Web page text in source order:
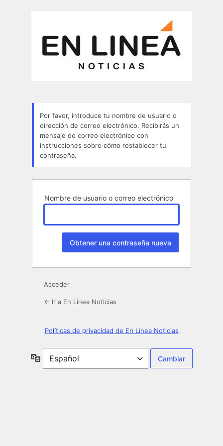
Por favor, introduce tu nombre de usuario o
dirección de correo electrónico. Recibirás un
mensaje de correo electrónico con
instrucciones sobre cómo restablecer tu
contraseña.
Nombre de usuario o correo electrónico
Acceder
← Ir a En Linea Noticias
Políticas de privacidad de En Línea Noticias
Idioma